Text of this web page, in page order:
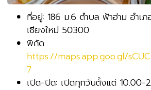
ที่อยู่: 186 ม.6 ตำบล ฟ้าฮ่าม อำเภ
เชียงใหม่ 50300
พิกัด:
https://maps.app.goo.gl/
7
เปิด-ปิด: เปิดทุกวันตั้งแต่ 10.00-